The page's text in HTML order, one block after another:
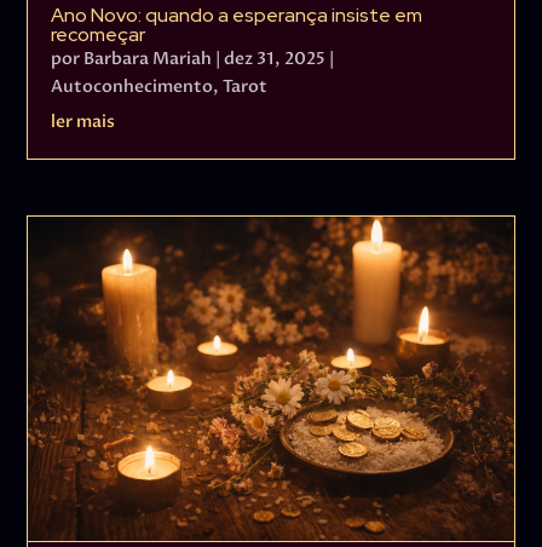
Ano Novo: quando a esperança insiste em
recomeçar
por Barbara Mariah |dez 31, 2025 |
Autoconhecimento,Tarot
ler mais